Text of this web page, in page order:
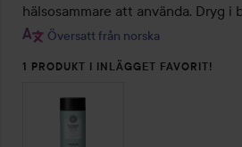
hälsosammare att använda. Dryg i
Översatt från norska
1 PRODUKT I INLÄGGET FAVORIT!